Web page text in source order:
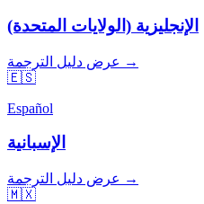
الإنجليزية (الولايات المتحدة)
عرض دليل الترجمة →
🇪🇸
Español
الإسبانية
عرض دليل الترجمة →
🇲🇽